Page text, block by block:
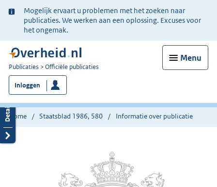
Ter
informatie:
Mogelijk ervaart u problemen met het zoeken naar
publicaties. We werken aan een oplossing. Excuses voor
het ongemak.
Menu
U
bent
nu
hier:
Publicaties Officiële publicaties
Inloggen
Home Staatsblad 1986, 580 Informatie over publicatie